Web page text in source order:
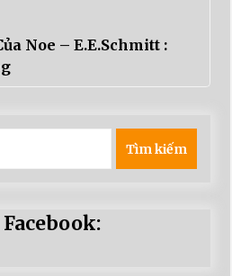
Noe – E.E.Schmitt :